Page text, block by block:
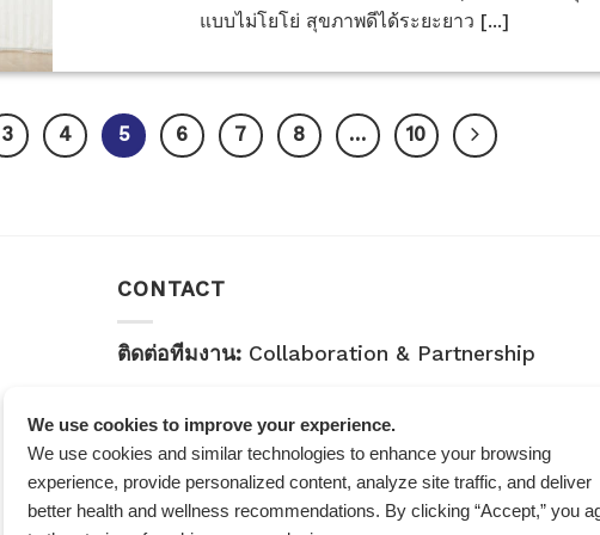
แบบไม่โยโย่ สุขภาพดีได้ระยะยาว [...]
3 4 5 6 7 8 … 10
CONTACT
ติดต่อทีมงาน: Collaboration & Partnership
คำถามทั่วไป:General Inquiry
LINE Official ID:@Healthplatz
We use cookies to improve your experience.
We use cookies and similar technologies to enhance your browsing
experience, provide personalized content, analyze site traffic, and deliver
better health and wellness recommendations. By clicking “Accept,” you